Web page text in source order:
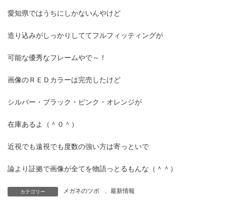
愛知県ではうちにしかないんやけど
造り込みがしっかりしててフルフィッティングが
可能な優秀なフレームやで～！
画像のＲＥＤカラーは完売したけど
シルバー・ブラック・ピンク・オレンジが
在庫あるよ（＾０＾）
近視でも遠視でも度数の強い方は寄っといで
論より証拠で画像が全てを物語っとるもんな（＾＾）
カテゴリー メガネのツボ 、 最新情報